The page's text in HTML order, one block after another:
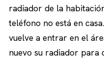
radiador de la
teléfono no está en
vuelve a entrar en el
nuevo su radiador para